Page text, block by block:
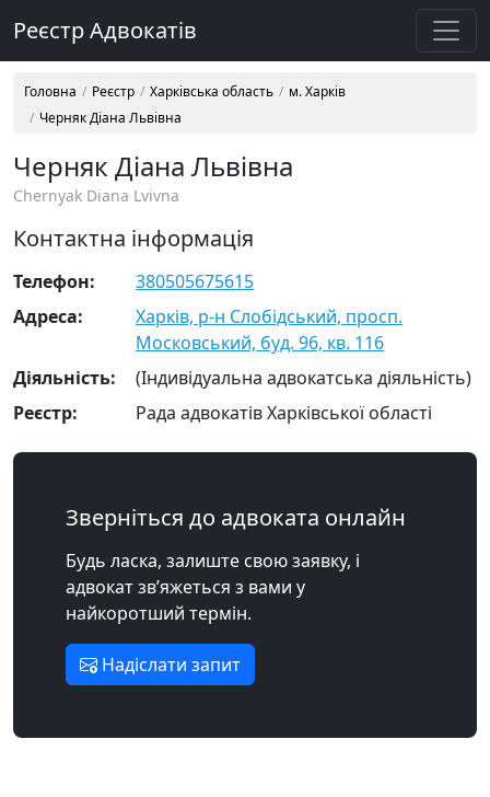
Реєстр Адвокатів
Головна Реєстр Харківська область
м. Харків
Черняк Діана Львівна
Черняк Діана Львівна
Chernyak Diana Lvivna
Контактна інформація
Телефон:
380505675615
Адреса:
Харків, р-н Слобідський, просп.
Московський, буд. 96, кв. 116
Діяльність:
(Індивідуальна адвокатська діяльність)
Реєстр:
Рада адвокатів Харківської області
Зверніться до адвоката онлайн
Будь ласка, залиште свою заявку, і
адвокат зв’яжеться з вами у
найкоротший термін.
Надіслати запит